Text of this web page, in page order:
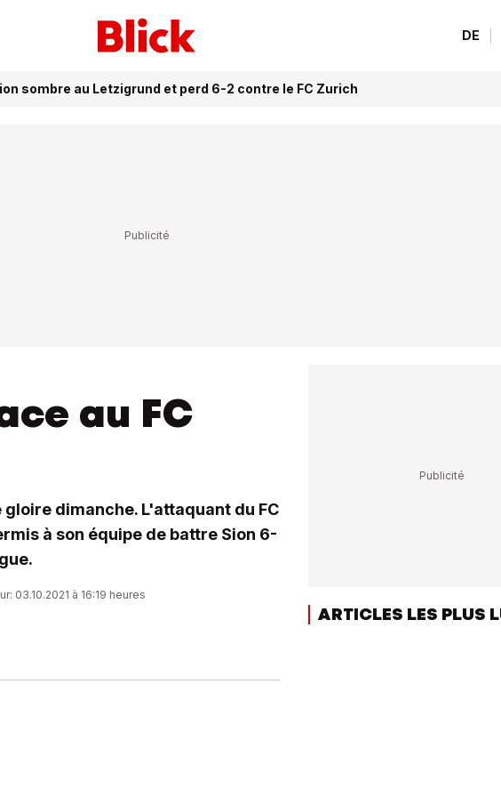
DE
sombre au Letzigrund et perd 6-2 contre le FC Zurich
au FC
dimanche. L'attaquant du FC
à son équipe de battre Sion 6-
03.10.2021 à 16:19 heures
ARTICLES LES PLUS